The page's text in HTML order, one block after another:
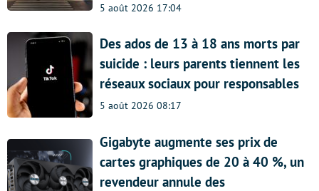
5 août 2026 17:04
Des ados de 13 à 18 ans morts par
suicide : leurs parents tiennent les
réseaux sociaux pour responsables
5 août 2026 08:17
Gigabyte augmente ses prix de
cartes graphiques de 20 à 40 %, un
revendeur annule des